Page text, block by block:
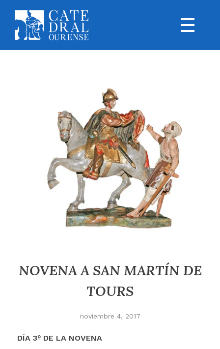
NOVENA A SAN MARTÍN DE
TOURS
noviembre 4, 2017
DÍA 3º DE LA NOVENA